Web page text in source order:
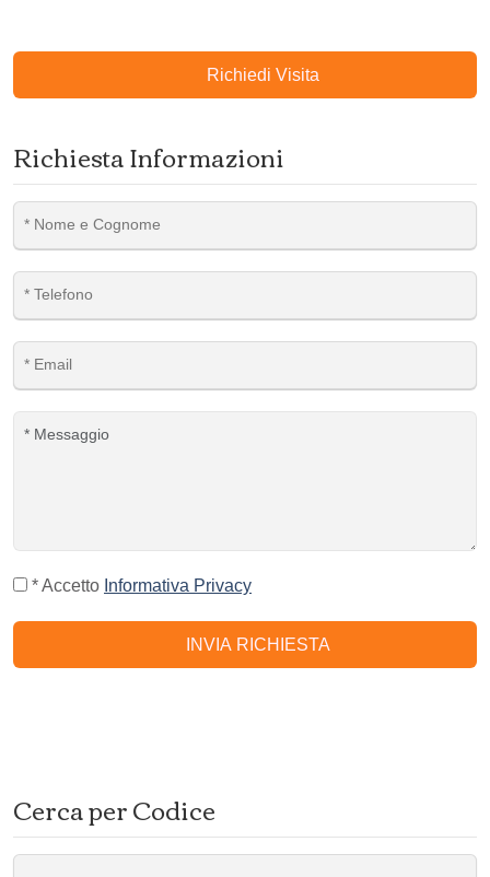
Richiedi Visita
Richiesta Informazioni
* Accetto Informativa Privacy
INVIA RICHIESTA
Cerca per Codice